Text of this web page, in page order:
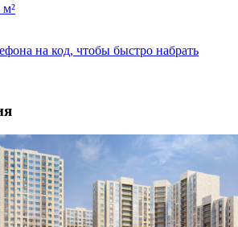
м²
на код, чтобы быстро набрать